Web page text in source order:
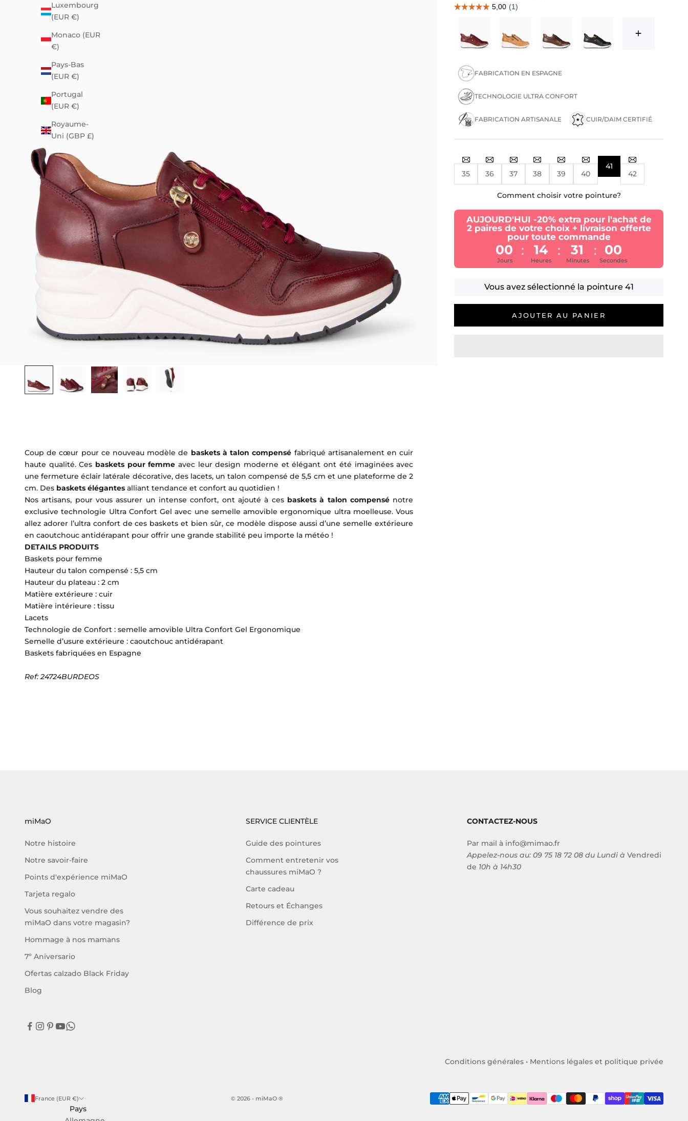
Luxembourg
(EUR €)
Monaco (EUR
€)
Pays-Bas
(EUR €)
Portugal
(EUR €)
Royaume-
Uni (GBP £)
FABRICATION EN ESPAGNE
TECHNOLOGIE ULTRA CONFORT
FABRICATION ARTISANALE CUIR/DAIM CERTIFIÉ
35 36 37 38 39 40
41
42
Comment choisir votre pointure?
AUJOURD'HUI -20% extra pour l'achat de
2 paires de votre choix + livraison offerte
pour toute commande
00 : 14 : 31 : 00
Jours Heures Minutes Secondes
Vous avez sélectionné la pointure 41
AJOUTER AU PANIER
Coup de cœur pour ce nouveau modèle de baskets à talon compensé fabriqué artisanalement en cuir
haute qualité. Ces baskets pour femme avec leur design moderne et élégant ont été imaginées avec
une fermeture éclair latérale décorative, des lacets, un talon compensé de 5,5 cm et une plateforme de 2
cm. Des baskets élégantes alliant tendance et confort au quotidien !
Nos artisans, pour vous assurer un intense confort, ont ajouté à ces baskets à talon compensénotre
exclusive technologie Ultra Confort Gel avec une semelle amovible ergonomique ultra moelleuse. Vous
allez adorer l’ultra confort de ces baskets et bien sûr, ce modèle dispose aussi d’une semelle extérieure
en caoutchouc antidérapant pour offrir une grande stabilité peu importe la météo !
DETAILS PRODUITS
Baskets pour femme
Hauteur du talon compensé : 5,5 cm
Hauteur du plateau : 2 cm
Matière extérieure : cuir
Matière intérieure : tissu
Lacets
Technologie de Confort : semelle amovible Ultra Confort Gel Ergonomique
Semelle d’usure extérieure : caoutchouc antidérapant
Baskets fabriquées en Espagne
Ref: 24724BURDEOS
miMaO
Notre histoire
Notre savoir-faire
Points d'expérience miMaO
Tarjeta regalo
Vous souhaitez vendre des
miMaO dans votre magasin?
Hommage à nos mamans
7º Aniversario
Ofertas calzado Black Friday
Blog
SERVICE CLIENTÈLE
Guide des pointures
Comment entretenir vos
chaussures miMaO ?
Carte cadeau
Retours et Échanges
Différence de prix
CONTACTEZ-NOUS
Par mail à info@mimao.fr
Appelez-nous au: 09 75 18 72 08 du Lundi à Vendredi
de 10h à 14h30
Conditions générales • Mentions légales et politique privée
France (EUR €)
Pays
© 2026 - miMaO ®